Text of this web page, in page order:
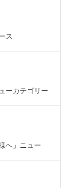
ス
ーカテゴリー
へ」ニュー